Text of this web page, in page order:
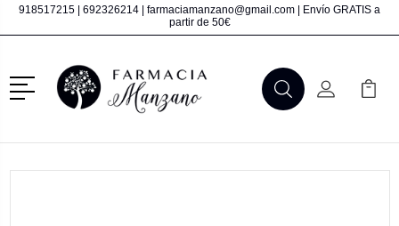
918517215 692326214 farmaciamanzano@gmail.com | Envío GRATIS a
partir de 50€
Menú
BuscarMi Cuenta
Mi